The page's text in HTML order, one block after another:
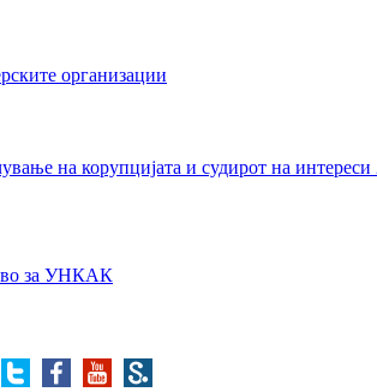
организации
на корупцијата и судирот на
за УНКАК